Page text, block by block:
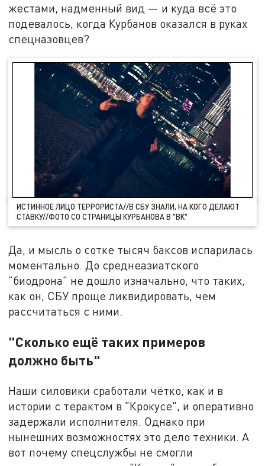
жестами, надменный вид — и куда всё это
подевалось, когда Курбанов оказался в руках
спецназовцев?
ИСТИННОЕ ЛИЦО ТЕРРОРИСТА//В СБУ ЗНАЛИ, НА КОГО ДЕЛАЮТ
СТАВКУ//ФОТО СО СТРАНИЦЫ КУРБАНОВА В "ВК"
Да, и мысль о сотке тысяч баксов испарилась
моментально. До среднеазиатского
"биодрона" не дошло изначально, что таких,
как он, СБУ проще ликвидировать, чем
рассчитаться с ними.
"Сколько ещё таких примеров
должно быть"
Наши силовики сработали чётко, как и в
истории с терактом в "Крокусе", и оперативно
задержали исполнителя. Однако при
нынешних возможностях это дело техники. А
вот почему спецслужбы не смогли